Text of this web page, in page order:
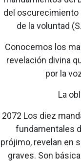
del oscurecimiento
de la voluntad
Conocemos los
revelación divina
por la
La
2072 Los diez
fundamentales
prójimo, revelan en
graves. Son